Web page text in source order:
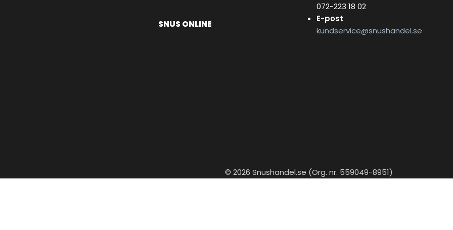
SNUS ONLINE
072-223 18 02
E-post
kundservice@snushandel.se
© 2026 Snushandel.se (Org. nr. 559049-8951)